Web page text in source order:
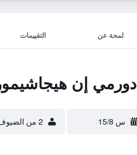
لمحة عن التقييمات
إن
س 15/8 2 من الضيوف، غرفة واحدة